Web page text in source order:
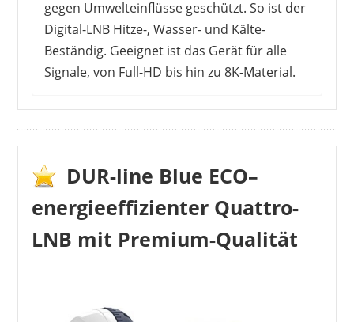
gegen Umwelteinflüsse geschützt. So ist der
Digital-LNB Hitze-, Wasser- und Kälte-
Beständig. Geeignet ist das Gerät für alle
Signale, von Full-HD bis hin zu 8K-Material.
DUR-line Blue ECO–
energieeffizienter Quattro-
LNB mit Premium-Qualität